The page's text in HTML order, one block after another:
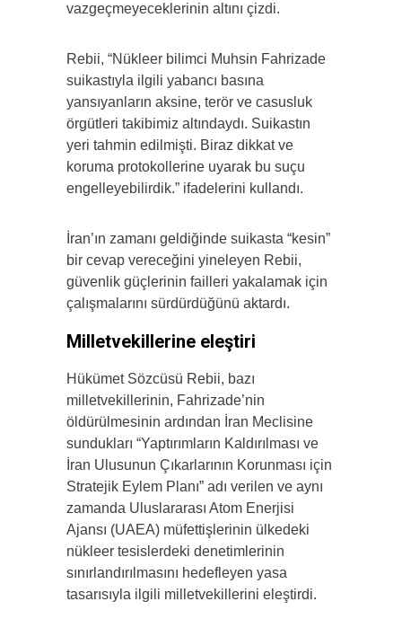
vazgeçmeyeceklerinin altını çizdi.
Rebii, “Nükleer bilimci Muhsin Fahrizade
suikastıyla ilgili yabancı basına
yansıyanların aksine, terör ve casusluk
örgütleri takibimiz altındaydı. Suikastın
yeri tahmin edilmişti. Biraz dikkat ve
koruma protokollerine uyarak bu suçu
engelleyebilirdik.” ifadelerini kullandı.
İran’ın zamanı geldiğinde suikasta “kesin”
bir cevap vereceğini yineleyen Rebii,
güvenlik güçlerinin failleri yakalamak için
çalışmalarını sürdürdüğünü aktardı.
Milletvekillerine eleştiri
Hükümet Sözcüsü Rebii, bazı
milletvekillerinin, Fahrizade’nin
öldürülmesinin ardından İran Meclisine
sundukları “Yaptırımların Kaldırılması ve
İran Ulusunun Çıkarlarının Korunması için
Stratejik Eylem Planı” adı verilen ve aynı
zamanda Uluslararası Atom Enerjisi
Ajansı (UAEA) müfettişlerinin ülkedeki
nükleer tesislerdeki denetimlerinin
sınırlandırılmasını hedefleyen yasa
tasarısıyla ilgili milletvekillerini eleştirdi.